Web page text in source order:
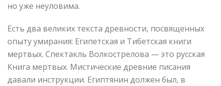
но уже неуловима.
Есть два великих текста древности, посвященных
опыту умирания: Египетская и Тибетская книги
мертвых. Спектакль Волкострелова — это русская
Книга мертвых. Мистические древние писания
давали инструкции. Египтянин должен был, в